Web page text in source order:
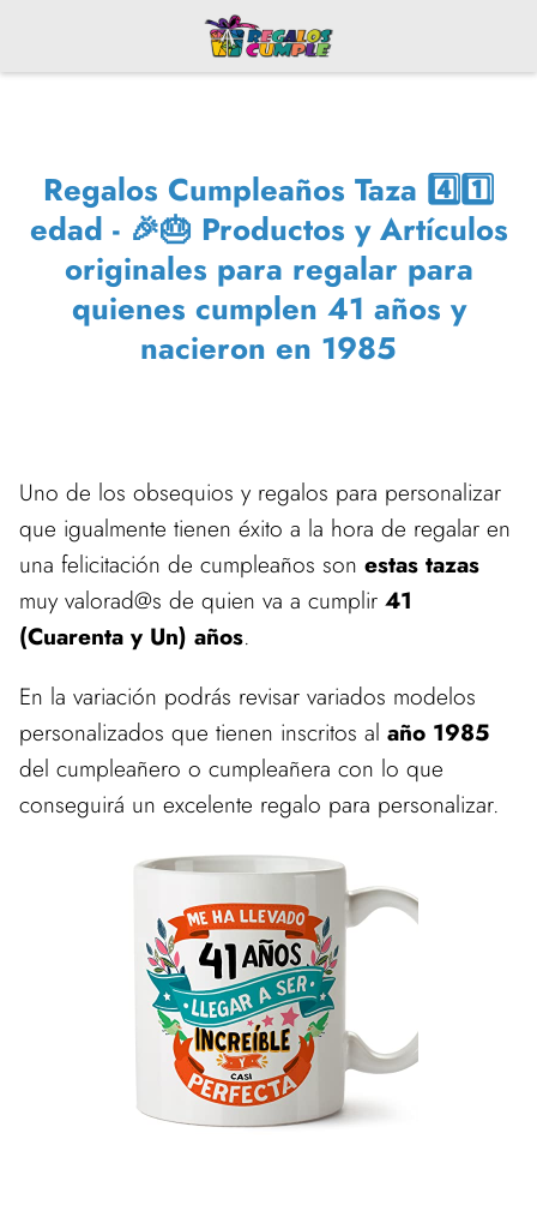
Regalos Cumpleaños Taza 4️⃣1️⃣
edad - 🎉🎂 Productos y Artículos
originales para regalar para
quienes cumplen 41 años y
nacieron en 1985
Uno de los obsequios y regalos para personalizar
que igualmente tienen éxito a la hora de regalar en
una felicitación de cumpleaños son estas tazas
muy valorad@s de quien va a cumplir 41
(Cuarenta y Un) años.
En la variación podrás revisar variados modelos
personalizados que tienen inscritos al año 1985
del cumpleañero o cumpleañera con lo que
conseguirá un excelente regalo para personalizar.